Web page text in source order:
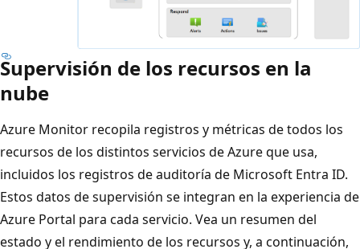
Supervisión de los recursos en la
nube
Azure Monitor recopila registros y métricas de todos los
recursos de los distintos servicios de Azure que usa,
incluidos los registros de auditoría de Microsoft Entra ID.
Estos datos de supervisión se integran en la experiencia de
Azure Portal para cada servicio. Vea un resumen del
estado y el rendimiento de los recursos y, a continuación,